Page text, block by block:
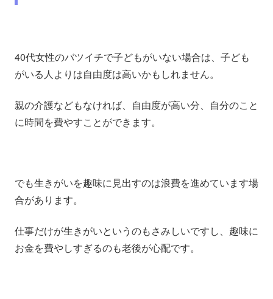
40代女性のバツイチで子どもがいない場合は、子ども
がいる人よりは自由度は高いかもしれません。
親の介護などもなければ、自由度が高い分、自分のこと
に時間を費やすことができます。
でも生きがいを趣味に見出すのは浪費を進めています場
合があります。
仕事だけが生きがいというのもさみしいですし、趣味に
お金を費やしすぎるのも老後が心配です。